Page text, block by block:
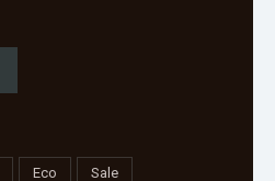
Eco Sale